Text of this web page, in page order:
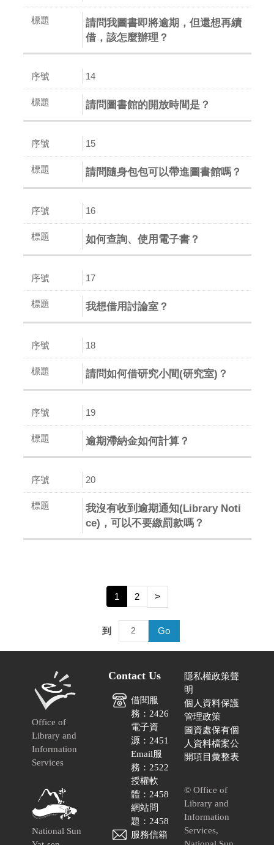
請問我圖書即將逾期，但還想再續
借，該怎麼辦理？
14
請問圖書館的開放時間是？
15
請問隨身包包可以帶進圖書館嗎？
16
如何查詢、使用電子書？
17
我想借用討論室？
18
請問如何借研究小間(研究室)？
19
逾期滯納金如何計算？
20
我沒有收到逾期通知(Library Noti
ce)，可以不要繳罰款嗎？
1 2 >
到 Go
Office of
Library and
Information
Services
National Sun
Contact Us
借閱服
務：2426
電子資
源：2451
Email服
務：2522
授權軟
體：2458
網站問
題：2458
服務信箱
隱私權政策聲
明
個人資料保護
管理政策
圖資處保有個
人資料檔案公
開項目彙整表
© Office of
Library and
Information
Services,